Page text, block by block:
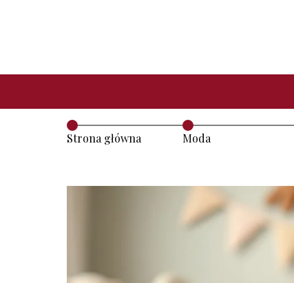
Strona główna Moda